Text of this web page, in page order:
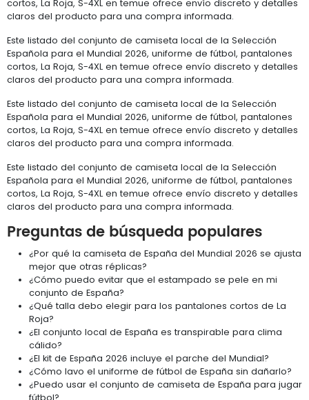
cortos, La Roja, S-4XL en temue ofrece envío discreto y detalles
claros del producto para una compra informada.
Este listado del conjunto de camiseta local de la Selección
Española para el Mundial 2026, uniforme de fútbol, pantalones
cortos, La Roja, S-4XL en temue ofrece envío discreto y detalles
claros del producto para una compra informada.
Este listado del conjunto de camiseta local de la Selección
Española para el Mundial 2026, uniforme de fútbol, pantalones
cortos, La Roja, S-4XL en temue ofrece envío discreto y detalles
claros del producto para una compra informada.
Este listado del conjunto de camiseta local de la Selección
Española para el Mundial 2026, uniforme de fútbol, pantalones
cortos, La Roja, S-4XL en temue ofrece envío discreto y detalles
claros del producto para una compra informada.
Preguntas de búsqueda populares
¿Por qué la camiseta de España del Mundial 2026 se ajusta
mejor que otras réplicas?
¿Cómo puedo evitar que el estampado se pele en mi
conjunto de España?
¿Qué talla debo elegir para los pantalones cortos de La
Roja?
¿El conjunto local de España es transpirable para clima
cálido?
¿El kit de España 2026 incluye el parche del Mundial?
¿Cómo lavo el uniforme de fútbol de España sin dañarlo?
¿Puedo usar el conjunto de camiseta de España para jugar
fútbol?